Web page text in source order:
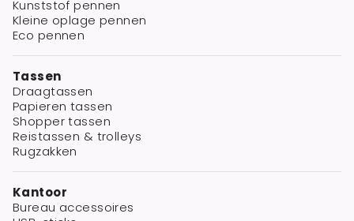
Kunststof pennen
Kleine oplage pennen
Eco pennen
Tassen
Draagtassen
Papieren tassen
Shopper tassen
Reistassen & trolleys
Rugzakken
Kantoor
Bureau accessoires